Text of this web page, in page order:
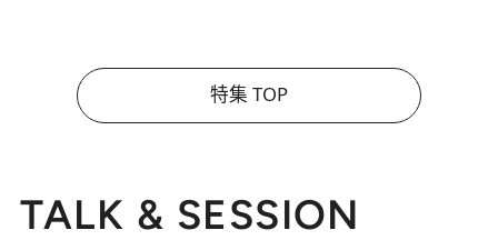
特集 TOP
TALK & SESSION